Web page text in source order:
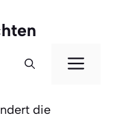
die